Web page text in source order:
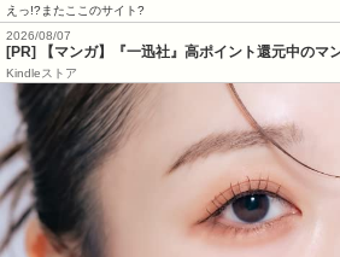
えっ!?またここのサイト?
2026/08/07
[PR] 【マンガ】『一迅社』高ポイント還元中のマ
Kindleストア